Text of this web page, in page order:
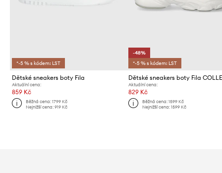
*-5 % s kódem: LST
Dětské sneakers boty Fila
Aktuální cena:
859 Kč
Běžná cena:1799 Kč
Nejnižší cena:919 Kč
-48%
*-5 % s kódem: LST
Dětské sneakers boty Fila
Aktuální cena:
829 Kč
Běžná cena: 1599 Kč
Nejnižší cena: 1599 Kč